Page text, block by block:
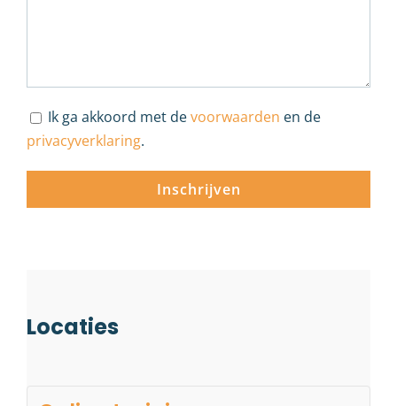
Ik ga akkoord met devoorwaarden en de
privacyverklaring.
Locaties